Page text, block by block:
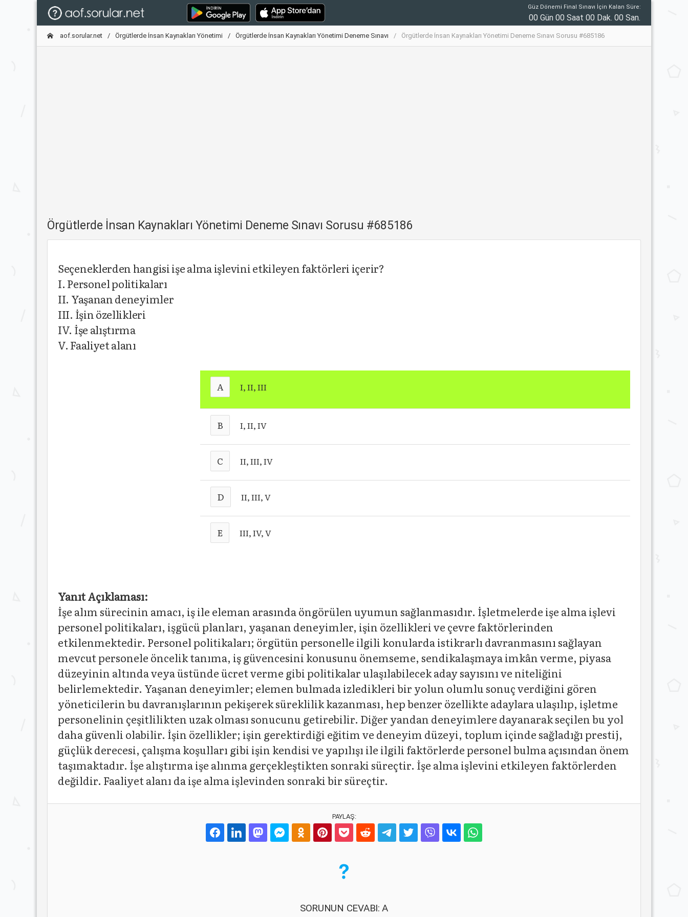
Güz Dönemi Final Sınavı İçin Kalan Süre:
00 Gün 00 Saat 00 Dak. 00 San.
aof.sorular.net Örgütlerde İnsan Kaynakları Yönetimi Örgütlerde İnsan Kaynakları Yönetimi Deneme Sınavı Örgütlerde İnsan Kaynakları Yönetimi Deneme Sınavı Sorusu #685186
Örgütlerde İnsan Kaynakları Yönetimi Deneme Sınavı Sorusu #685186
Seçeneklerden hangisi işe alma işlevini etkileyen faktörleri içerir?
I. Personel politikaları
II. Yaşanan deneyimler
III. İşin özellikleri
IV. İşe alıştırma
V. Faaliyet alanı
A I, II, III
B I, II, IV
C II, III, IV
D II, III, V
E III, IV, V
Yanıt Açıklaması:
İşe alım sürecinin amacı, iş ile eleman arasında öngörülen uyumun sağlanmasıdır. İşletmelerde işe alma işlevi
personel politikaları, işgücü planları, yaşanan deneyimler, işin özellikleri ve çevre faktörlerinden
etkilenmektedir. Personel politikaları; örgütün personelle ilgili konularda istikrarlı davranmasını sağlayan
mevcut personele öncelik tanıma, iş güvencesini konusunu önemseme, sendikalaşmaya imkân verme, piyasa
düzeyinin altında veya üstünde ücret verme gibi politikalar ulaşılabilecek aday sayısını ve niteliğini
belirlemektedir. Yaşanan deneyimler; elemen bulmada izledikleri bir yolun olumlu sonuç verdiğini gören
yöneticilerin bu davranışlarının pekişerek süreklilik kazanması, hep benzer özellikte adaylara ulaşılıp, işletme
personelinin çeşitlilikten uzak olması sonucunu getirebilir. Diğer yandan deneyimlere dayanarak seçilen bu yol
daha güvenli olabilir. İşin özellikler; işin gerektirdiği eğitim ve deneyim düzeyi, toplum içinde sağladığı prestij,
güçlük derecesi, çalışma koşulları gibi işin kendisi ve yapılışı ile ilgili faktörlerde personel bulma açısından önem
taşımaktadır. İşe alıştırma işe alınma gerçekleştikten sonraki süreçtir. İşe alma işlevini etkileyen faktörlerden
değildir. Faaliyet alanı da işe alma işlevinden sonraki bir süreçtir.
PAYLAŞ:
SORUNUN CEVABI: A